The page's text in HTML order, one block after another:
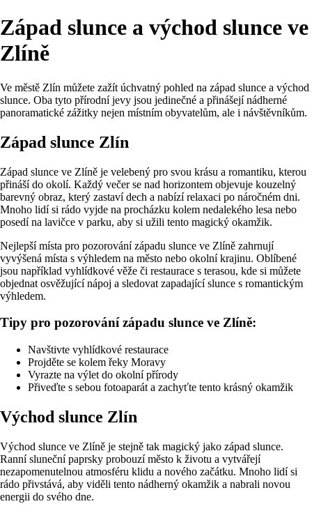
Západ slunce a východ slunce ve
Zlíně
Ve městě Zlín můžete zažít úchvatný pohled na západ slunce a východ
slunce. Oba tyto přírodní jevy jsou jedinečné a přinášejí nádherné
panoramatické zážitky nejen místním obyvatelům, ale i návštěvníkům.
Západ slunce Zlín
Západ slunce ve Zlíně je velebený pro svou krásu a romantiku, kterou
přináší do okolí. Každý večer se nad horizontem objevuje kouzelný
barevný obraz, který zastaví dech a nabízí relaxaci po náročném dni.
Mnoho lidí si rádo vyjde na procházku kolem nedalekého lesa nebo
posedí na lavičce v parku, aby si užili tento magický okamžik.
Nejlepší místa pro pozorování západu slunce ve Zlíně zahrnují
vyvýšená místa s výhledem na město nebo okolní krajinu. Oblíbené
jsou například vyhlídkové věže či restaurace s terasou, kde si můžete
objednat osvěžující nápoj a sledovat zapadající slunce s romantickým
výhledem.
Tipy pro pozorování západu slunce ve Zlíně:
Navštivte vyhlídkové restaurace
Projděte se kolem řeky Moravy
Vyrazte na výlet do okolní přírody
Přiveďte s sebou fotoaparát a zachyťte tento krásný okamžik
Východ slunce Zlín
Východ slunce ve Zlíně je stejně tak magický jako západ slunce.
Ranní sluneční paprsky probouzí město k životu a vytvářejí
nezapomenutelnou atmosféru klidu a nového začátku. Mnoho lidí si
rádo přivstává, aby viděli tento nádherný okamžik a nabrali novou
energii do svého dne.